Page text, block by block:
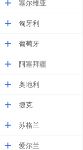
塞尔维亚
匈牙利
葡萄牙
阿塞拜疆
奥地利
捷克
苏格兰
爱尔兰